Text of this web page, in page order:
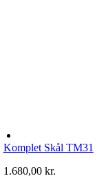
Komplet Skål TM31
1.680,00 kr.